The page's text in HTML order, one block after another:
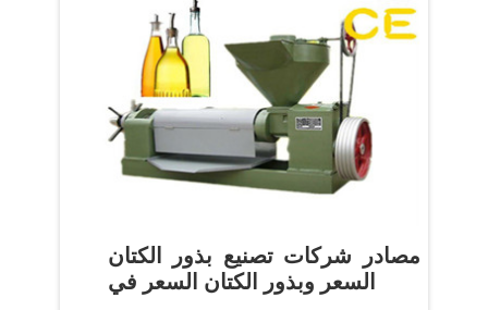
مصادر شركات تصنيع بذور الكتان
السعر وبذور الكتان السعر في